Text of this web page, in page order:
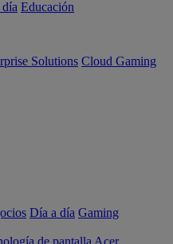
Educación
Solutions Cloud Gaming
Día a día Gaming
de pantalla Acer